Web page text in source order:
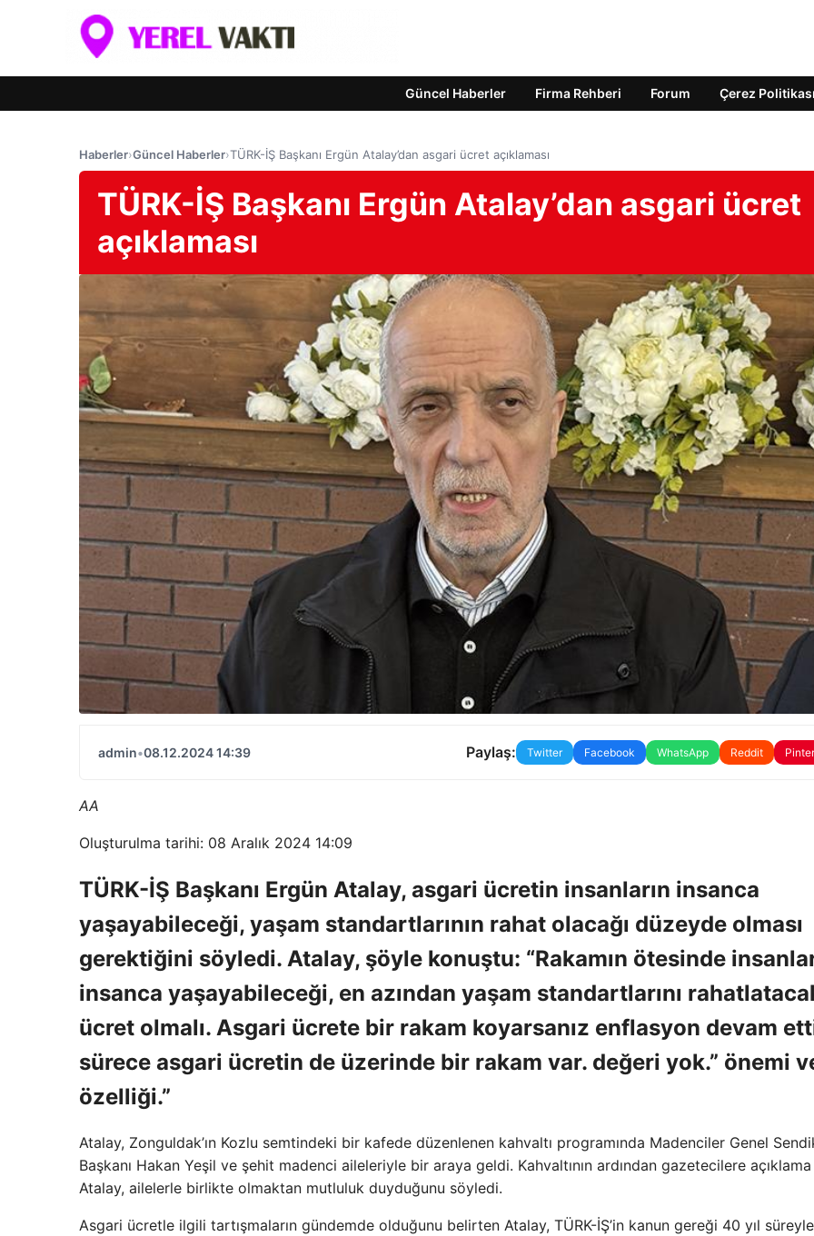
Güncel Haberler Firma Rehberi Forum Çerez Politikası
Haberler›Güncel Haberler›TÜRK-İŞ Başkanı Ergün Atalay’dan asgari ücret açıklaması
TÜRK-İŞ Başkanı Ergün Atalay’dan asgari ücret
açıklaması
admin•08.12.2024 14:39 Paylaş: Twitter Facebook WhatsApp Reddit
AA
Oluşturulma tarihi: 08 Aralık 2024 14:09
TÜRK-İŞ Başkanı Ergün Atalay, asgari ücretin insanların insanca
yaşayabileceği, yaşam standartlarının rahat olacağı düzeyde olması
gerektiğini söyledi. Atalay, şöyle konuştu: “Rakamın ötesinde
insanca yaşayabileceği, en azından yaşam standartlarını
ücret olmalı. Asgari ücrete bir rakam koyarsanız enflasyon devam
sürece asgari ücretin de üzerinde bir rakam var. değeri yok.” önemi
özelliği.”
Atalay, Zonguldak’ın Kozlu semtindeki bir kafede düzenlenen kahvaltı programında Madenciler Genel
Başkanı Hakan Yeşil ve şehit madenci aileleriyle bir araya geldi. Kahvaltının ardından gazetecilere
Atalay, ailelerle birlikte olmaktan mutluluk duyduğunu söyledi.
Asgari ücretle ilgili tartışmaların gündemde olduğunu belirten Atalay, TÜRK-İŞ’in kanun gereği 40 yıl